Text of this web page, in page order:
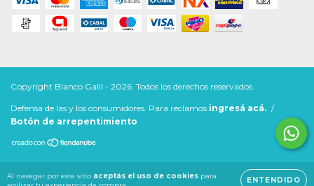
Al navegar por este sitio aceptás el uso de cookies para
ENTENDIDO
Copyright Blanco Galil - 2026. Todos los derechos reservados.
Defensa de las y los consumidores. Para reclamos ingresá acá. /
Botón de arrepentimiento